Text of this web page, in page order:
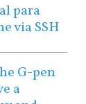
para
via SSH
G-pen
a